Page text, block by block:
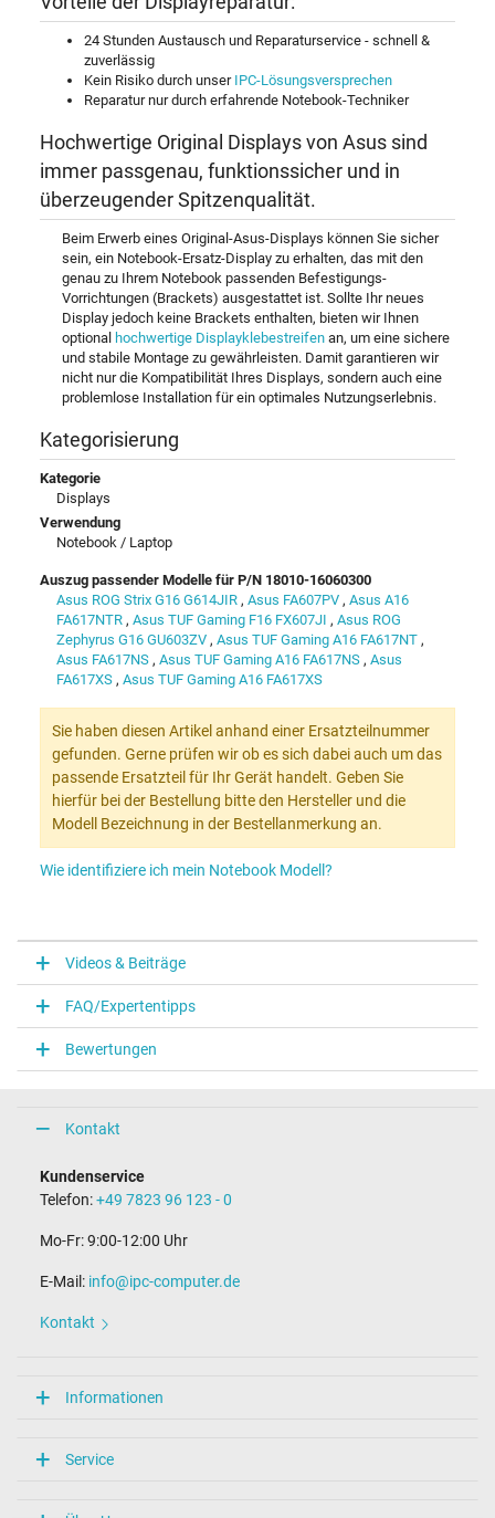
24 Stunden Austausch und Reparaturservice - schnell &
zuverlässig
Kein Risiko durch unser IPC-Lösungsversprechen
Reparatur nur durch erfahrende Notebook-Techniker
Hochwertige Original Displays von Asus sind
immer passgenau, funktionssicher und in
überzeugender Spitzenqualität.
Beim Erwerb eines Original-Asus-Displays können Sie sicher
sein, ein Notebook-Ersatz-Display zu erhalten, das mit den
genau zu Ihrem Notebook passenden Befestigungs-
Vorrichtungen (Brackets) ausgestattet ist. Sollte Ihr neues
Display jedoch keine Brackets enthalten, bieten wir Ihnen
optional hochwertige Displayklebestreifen an, um eine sichere
und stabile Montage zu gewährleisten. Damit garantieren wir
nicht nur die Kompatibilität Ihres Displays, sondern auch eine
problemlose Installation für ein optimales Nutzungserlebnis.
Kategorisierung
Kategorie
Displays
Verwendung
Notebook / Laptop
Auszug passender Modelle für P/N 18010-16060300
Asus ROG Strix G16 G614JIR , Asus FA607PV , Asus A16
FA617NTR , Asus TUF Gaming F16 FX607JI , Asus ROG
Zephyrus G16 GU603ZV , Asus TUF Gaming A16 FA617NT ,
Asus FA617NS , Asus TUF Gaming A16 FA617NS , Asus
FA617XS , Asus TUF Gaming A16 FA617XS
Sie haben diesen Artikel anhand einer Ersatzteilnummer
gefunden. Gerne prüfen wir ob es sich dabei auch um das
passende Ersatzteil für Ihr Gerät handelt. Geben Sie
hierfür bei der Bestellung bitte den Hersteller und die
Modell Bezeichnung in der Bestellanmerkung an.
Wie identifiziere ich mein Notebook Modell?
Videos & Beiträge
FAQ/Expertentipps
Bewertungen
Kontakt
Kundenservice
Telefon:+49 7823 96 123 - 0
Mo-Fr: 9:00-12:00 Uhr
E-Mail: info@ipc-computer.de
Kontakt
Informationen
Service